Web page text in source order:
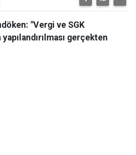
"Vergi ve SGK
gerçekten